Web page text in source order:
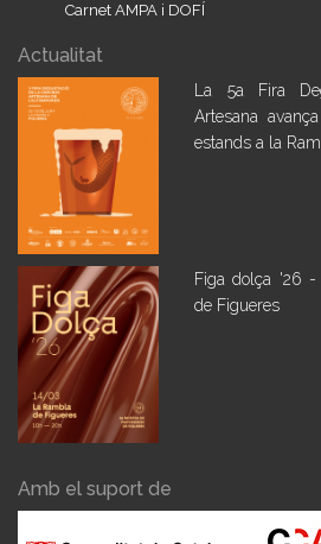
Carnet AMPA i DOFÍ
Actualitat
La 5a Fira
Artesana
estands a la
Figa dolça '26 -
de Figueres
Amb el suport de